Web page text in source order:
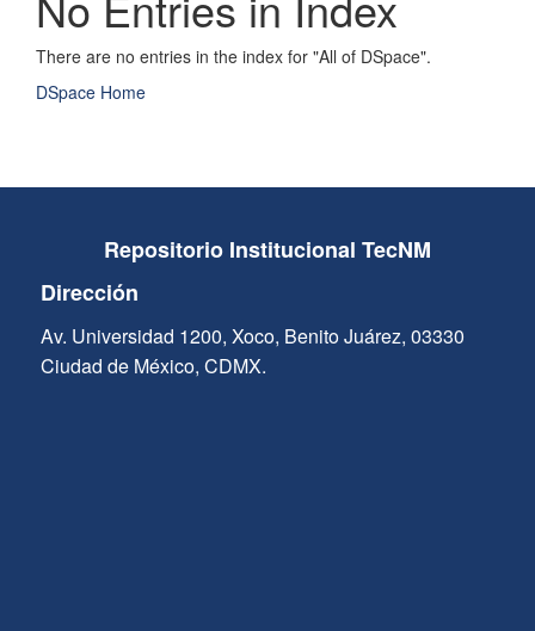
There are no entries in the index for "All of DSpace".
DSpace Home
Repositorio Institucional TecNM
Dirección
Av. Universidad 1200, Xoco, Benito Juárez, 03330
Ciudad de México, CDMX.